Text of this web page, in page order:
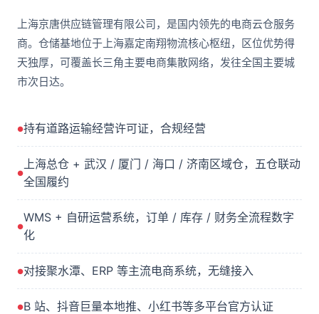
上海京唐供应链管理有限公司，是国内领先的电商云仓服务
商。仓储基地位于上海嘉定南翔物流核心枢纽，区位优势得
天独厚，可覆盖长三角主要电商集散网络，发往全国主要城
市次日达。
持有道路运输经营许可证，合规经营
上海总仓 + 武汉 / 厦门 / 海口 / 济南区域仓，五仓联动
全国履约
WMS + 自研运营系统，订单 / 库存 / 财务全流程数字
化
对接聚水潭、ERP 等主流电商系统，无缝接入
B 站、抖音巨量本地推、小红书等多平台官方认证